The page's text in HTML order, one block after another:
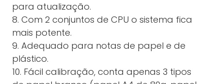
para atualização.
8. Com 2 conjuntos de CPU o sistema fica
mais potente.
9. Adequado para notas de papel e de
plástico.
10. Fácil calibração, conta apenas 3 tipos